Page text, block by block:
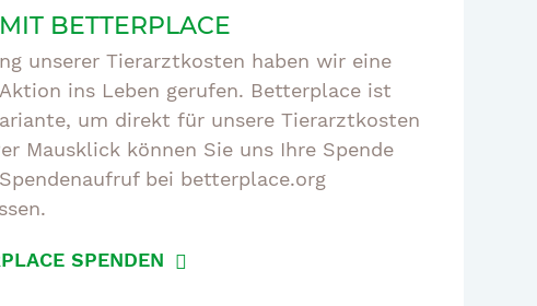
BETTERPLACE
unserer Tierarztkosten haben wir eine
ins Leben gerufen. Betterplace ist
um direkt für unsere Tierarztkosten
Mausklick können Sie uns Ihre Spende
bei betterplace.org
SPENDEN